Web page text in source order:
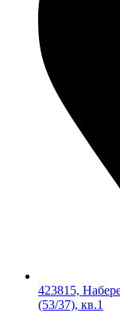
423815,
(53/37), кв.1